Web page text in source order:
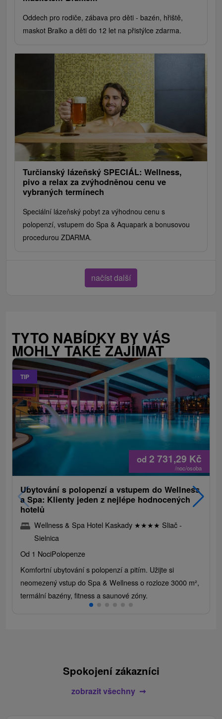
Oddech pro rodiče, zábava pro děti - bazén, hřiště,
maskot Bralko a děti do 12 let na přistýlce zdarma.
Turčianský lázeňský SPECIÁL: Wellness,
pivo a relax za zvýhodněnou cenu ve
vybraných termínech
Speciální lázeňský pobyt za výhodnou cenu s
polopenzí, vstupem do Spa & Aquapark a bonusovou
procedurou ZDARMA.
načíst další
TYTO NABÍDKY BY VÁS
MOHLY TAKÉ ZAJÍMAT
TIP
od 2 731,29 Kč
/noc/osoba
Ubytování s polopenzí a vstupem do Wellness
a Spa: Klienty jeden z nejlépe hodnocených
hotelů
Wellness & Spa Hotel Kaskady ★★★★ Sliač -
Sielnica
Od 1 NociPolopenze
Komfortní ubytování s polopenzí a pitím. Užijte si
neomezený vstup do Spa & Wellness o rozloze 3000 m²,
termální bazény, fitness a saunové zóny.
Spokojení zákazníci
zobrazit všechny